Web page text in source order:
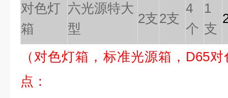
对色灯
箱
六光源特大
型
2支2支
4
个
1
支
（对色灯箱，标准光源箱， D65对
点 ：